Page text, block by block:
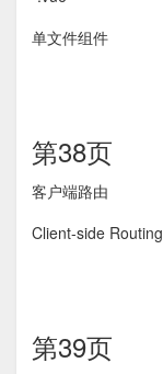
单文件组件
第38页
客户端路由
Client-side Routing
第39页